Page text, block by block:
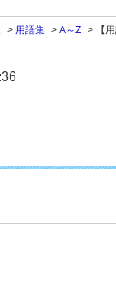
> 用語集 > A～Z > 【